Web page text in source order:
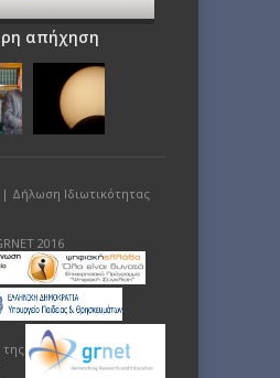
απήχηση
Δήλωση Ιδιωτικότητας
2016